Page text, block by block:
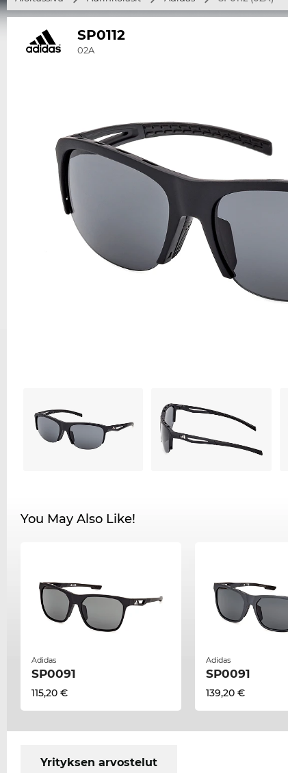
SP0112
02A
You May Also Like!
Adidas
SP0091
115,20 €
Adidas
SP0091
139,20 €
Yrityksen arvostelut